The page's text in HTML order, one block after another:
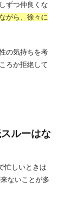
ずつ仲良くな
がら、徐々に
の気持ちを考
ろか拒絶して
ルーはな
忙しいときは
ないことが多